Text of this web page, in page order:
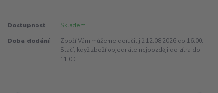
Dostupnost Skladem
Doba dodání
Zboží Vám můžeme doručit již 12.08.2026 do 16:00.
Stačí, když zboží objednáte nejpozději do zítra do
11:00